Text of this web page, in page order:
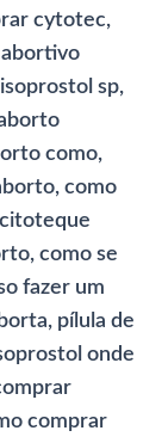
cytotec,
sp,
como,
como
como se
fazer um
pílula de
onde
comprar